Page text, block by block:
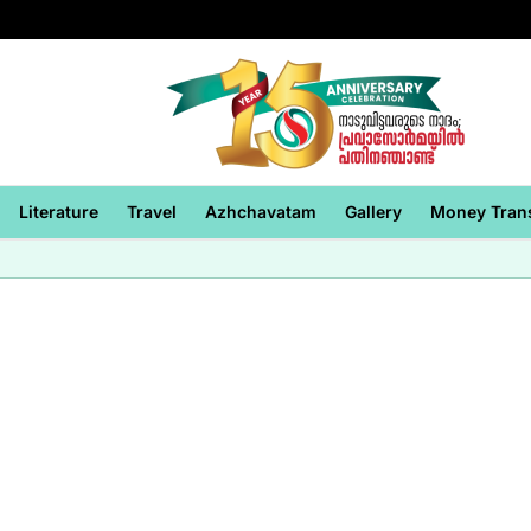
Literature Travel Azhchavatam Gallery Money